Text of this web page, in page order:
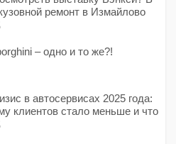
ремонт в Измайлово
– одно и то же?!
в автосервисах 2025 года:
клиентов стало меньше и что